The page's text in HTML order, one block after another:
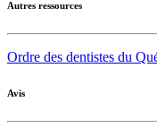
Autres ressources
Ordre des dentistes du
Avis